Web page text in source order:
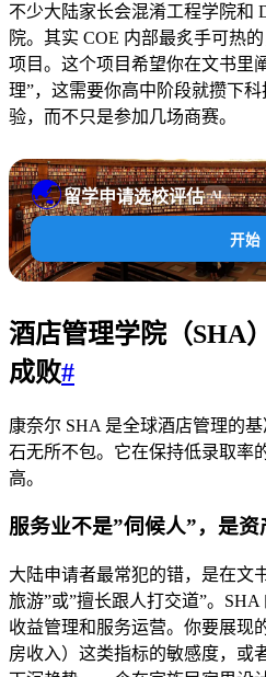
不少大陆家长会混淆工程学院和
院。其实 COE 内部最炙手可热
项目。这个项目希望你在文书里
理”，这需要你高中阶段就攒下
验，而不只是参加几场商赛。
🌏留学申请选校评估 AI
开始
酒店管理学院（SHA
成败#
康奈尔 SHA 是全球酒店管理的
石无所不包。它在保持低录取率
高。
服务业不是”伺候人”，是资
大陆申请者最常犯的错，是在文
旅游”或”擅长跟人打交道”。SHA
收益管理和服务运营。你要展现
房收入）这类指标的敏感度，或